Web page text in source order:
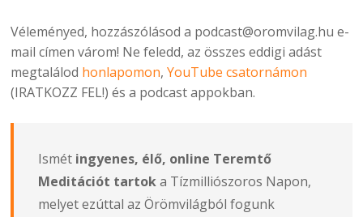
Véleményed, hozzászólásod a podcast@oromvilag.hu e-
mail címen várom! Ne feledd, az összes eddigi adást
megtalálod honlapomon,YouTube csatornámon
(IRATKOZZ FEL!) és a podcast appokban.
Ismét ingyenes, élő, online Teremtő
Meditációt tartoka Tízmilliószoros Napon,
melyet ezúttal az Örömvilágból fogunk